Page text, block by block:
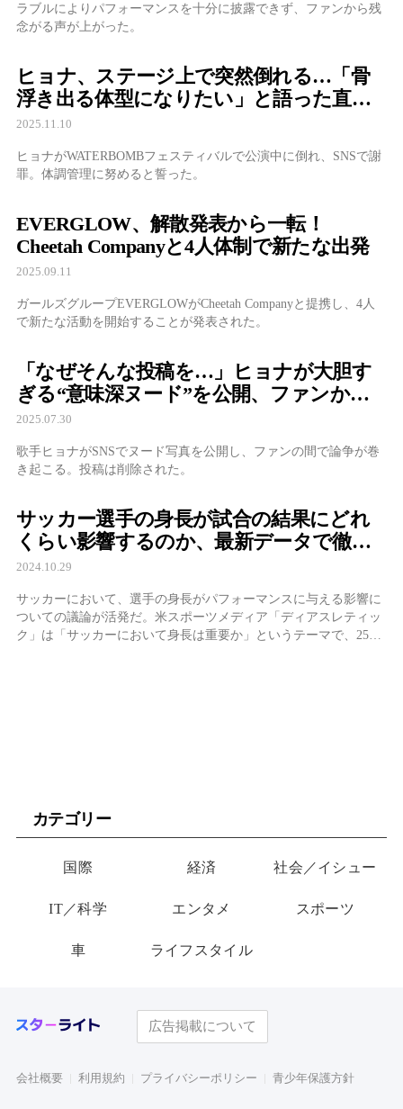
ラブルによりパフォーマンスを十分に披露できず、ファンから残
念がる声が上がった。
ヒョナ、ステージ上で突然倒れる…「骨
浮き出る体型になりたい」と語った直後
の惨事
2025.11.10
ヒョナがWATERBOMBフェスティバルで公演中に倒れ、SNSで謝
罪。体調管理に努めると誓った。
EVERGLOW、解散発表から一転！
Cheetah Companyと4人体制で新たな出発
2025.09.11
ガールズグループEVERGLOWがCheetah Companyと提携し、4人
で新たな活動を開始することが発表された。
「なぜそんな投稿を…」ヒョナが大胆す
ぎる“意味深ヌード”を公開、ファンから
心配の声続出
2025.07.30
歌手ヒョナがSNSでヌード写真を公開し、ファンの間で論争が巻
き起こる。投稿は削除された。
サッカー選手の身長が試合の結果にどれ
くらい影響するのか、最新データで徹底
解説
2024.10.29
サッカーにおいて、選手の身長がパフォーマンスに与える影響に
ついての議論が活発だ。米スポーツメディア「ディアスレティッ
ク」は「サッカーにおいて身長は重要か」というテーマで、25日
カテゴリー
国際 経済 社会／イシュー
IT／科学 エンタメ スポーツ
車 ライフスタイル
広告掲載について
会社概要 利用規約 プライバシーポリシー 青少年保護方針